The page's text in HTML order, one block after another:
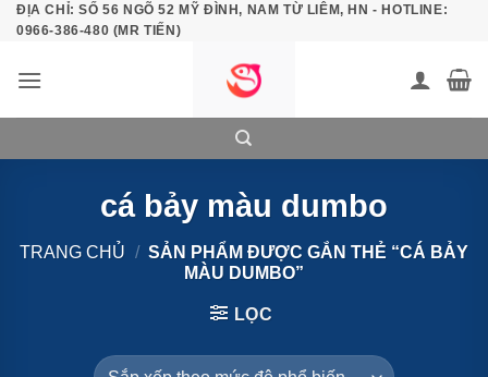
Bỏ
qua
dung
ĐỊA CHỈ: SỐ 56 NGÕ 52 MỸ ĐÌNH, NAM TỪ LIÊM, HN - HOTLINE:
0966-386-480 (MR TIẾN)
cá bảy màu dumbo
TRANG CHỦ / SẢN PHẨM ĐƯỢC GẮN THẺ “CÁ BẢY
MÀU DUMBO”
LỌC